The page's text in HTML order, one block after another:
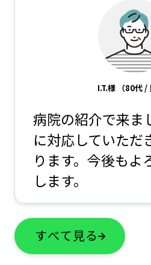
I.T.様 （80代 /
病院の紹介で来ま
に対応していただ
ります。今後もよ
します。
すべて見る